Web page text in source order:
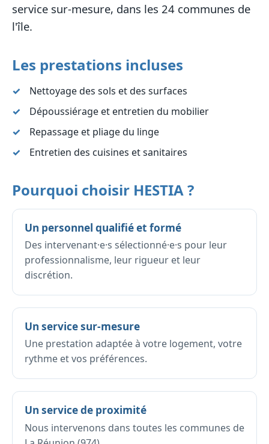
service sur-mesure, dans les 24 communes de
l'île.
Les prestations incluses
Nettoyage des sols et des surfaces
Dépoussiérage et entretien du mobilier
Repassage et pliage du linge
Entretien des cuisines et sanitaires
Pourquoi choisir HESTIA ?
Un personnel qualifié et formé
Des intervenant·e·s sélectionné·e·s pour leur
professionnalisme, leur rigueur et leur
discrétion.
Un service sur-mesure
Une prestation adaptée à votre logement, votre
rythme et vos préférences.
Un service de proximité
Nous intervenons dans toutes les communes de